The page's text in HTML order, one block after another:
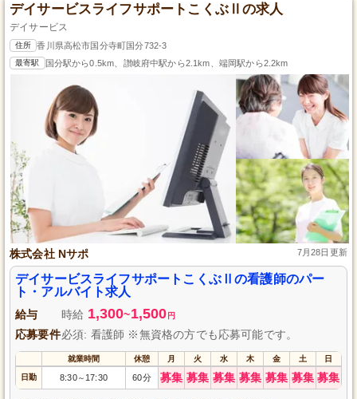
デイサービスライフサポートこくぶⅡの求人
デイサービス
住所 香川県高松市国分寺町国分732-3
最寄駅 国分駅から0.5km、讃岐府中駅から2.1km、端岡駅から2.2km
株式会社 Nサポ 7月28日更新
デイサービスライフサポートこくぶⅡの看護師のパー
ト・アルバイト求人
給与 時給 1,300~1,500 円
応募要件必須: 看護師 ※無資格の方でも応募可能です。
就業時間 休憩 月 火 水 木 金 土 日
日勤 8:30～ 17:30 60分 募集 募集 募集 募集 募集 募集 募集